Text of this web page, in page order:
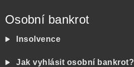
Osobní bankrot
Insolvence
Jak vyhlásit osobní bankrot?